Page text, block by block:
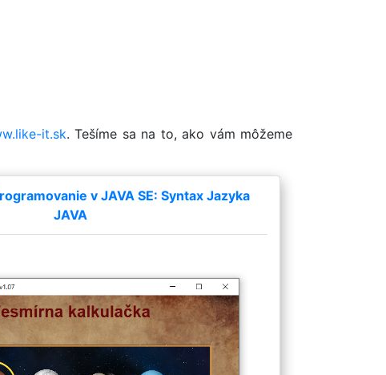
it.sk. Tešíme sa na to, ako vám môžeme
v JAVA SE: Syntax Jazyka
JAVA